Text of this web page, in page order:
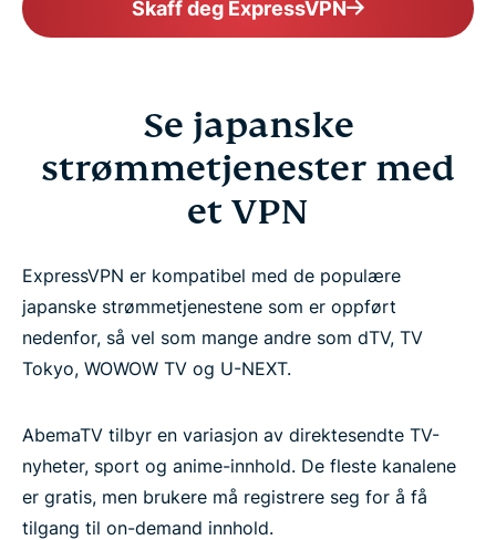
Skaff deg ExpressVPN
Se japanske
strømmetjenester med
et VPN
ExpressVPN er kompatibel med de populære
japanske strømmetjenestene som er oppført
nedenfor, så vel som mange andre som dTV, TV
Tokyo, WOWOW TV og U-NEXT.
AbemaTV tilbyr en variasjon av direktesendte TV-
nyheter, sport og anime-innhold. De fleste kanalene
er gratis, men brukere må registrere seg for å få
tilgang til on-demand innhold.